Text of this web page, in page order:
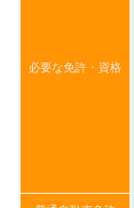
必要な免許・資格